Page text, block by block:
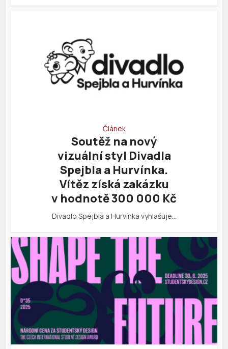
Článek
Soutěž na nový
vizuální styl Divadla
Spejbla a Hurvínka.
Vítěz získá zakázku
v hodnotě 300 000 Kč
Divadlo Spejbla a Hurvínka vyhlašuje…